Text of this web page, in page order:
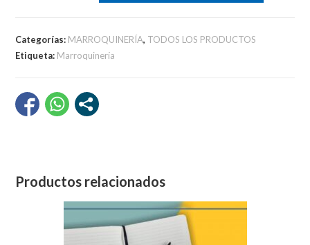
Categorías: MARROQUINERÍA, TODOS LOS PRODUCTOS
Etiqueta: Marroquinería
Productos relacionados